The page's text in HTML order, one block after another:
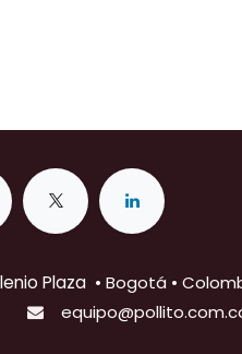
Plaza • Bogotá •